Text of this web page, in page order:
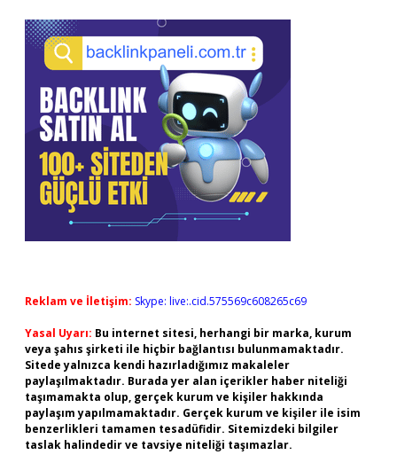
Reklam ve İletişim: Skype: live:.cid.575569c608265c69
Yasal Uyarı: Bu internet sitesi, herhangi bir marka, kurum
veya şahıs şirketi ile hiçbir bağlantısı bulunmamaktadır.
Sitede yalnızca kendi hazırladığımız makaleler
paylaşılmaktadır. Burada yer alan içerikler haber niteliği
taşımamakta olup, gerçek kurum ve kişiler hakkında
paylaşım yapılmamaktadır. Gerçek kurum ve kişiler ile isim
benzerlikleri tamamen tesadüfidir. Sitemizdeki bilgiler
taslak halindedir ve tavsiye niteliği taşımazlar.